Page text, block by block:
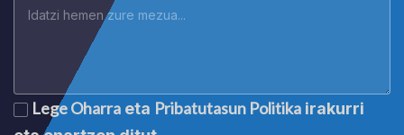
Lege Oharra eta Pribatutasun Politika irakurri